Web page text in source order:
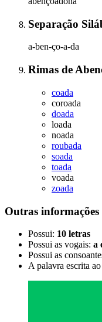
Separação
a-ben-ço-a-da
Rimas de
coada
coroada
doada
loada
noada
roubada
soada
toada
voada
zoada
Outras informações
Possui: 10 letras
Possui as vogais: a
Possui as
A palavra escrita